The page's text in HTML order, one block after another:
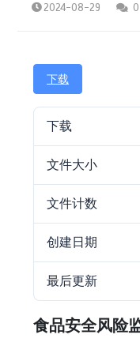
2024-08-29 0
下载
下载
文件大小
文件计数
创建日期
最后更新
食品安全风险